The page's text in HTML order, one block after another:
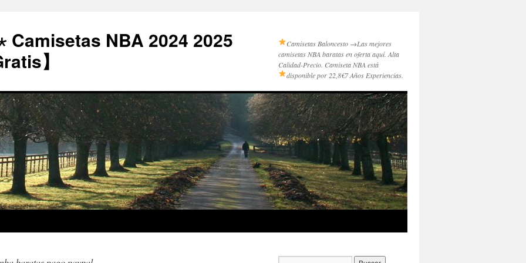
Camisetas NBA 2024 2025
】
Camisetas Baloncesto →Las mejores
camisetas NBA baratas en oferta aquí. Alta
Calidad-Precio. Camiseta NBA está
disponible por 22,8€7 Años Experiencias.